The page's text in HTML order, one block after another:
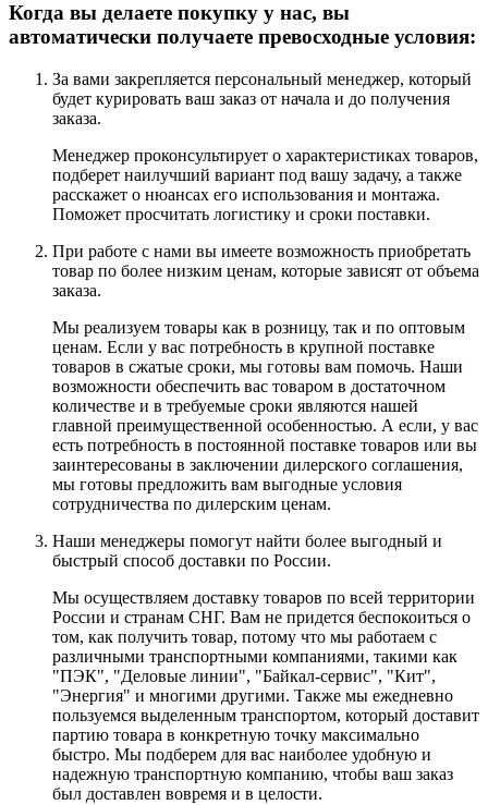
Когда вы делаете покупку у нас, вы
автоматически получаете превосходные условия:
За вами закрепляется персональный менеджер, который
будет курировать ваш заказ от начала и до получения
заказа.
Менеджер проконсультирует о характеристиках товаров,
подберет наилучший вариант под вашу задачу, а также
расскажет о нюансах его использования и монтажа.
Поможет просчитать логистику и сроки поставки.
При работе с нами вы имеете возможность приобретать
товар по более низким ценам, которые зависят от объема
заказа.
Мы реализуем товары как в розницу, так и по оптовым
ценам. Если у вас потребность в крупной поставке
товаров в сжатые сроки, мы готовы вам помочь. Наши
возможности обеспечить вас товаром в достаточном
количестве и в требуемые сроки являются нашей
главной преимущественной особенностью. А если, у вас
есть потребность в постоянной поставке товаров или вы
заинтересованы в заключении дилерского соглашения,
мы готовы предложить вам выгодные условия
сотрудничества по дилерским ценам.
Наши менеджеры помогут найти более выгодный и
быстрый способ доставки по России.
Мы осуществляем доставку товаров по всей территории
России и странам СНГ. Вам не придется беспокоиться о
том, как получить товар, потому что мы работаем с
различными транспортными компаниями, такими как
"ПЭК", "Деловые линии", "Байкал-сервис", "Кит",
"Энергия" и многими другими. Также мы ежедневно
пользуемся выделенным транспортом, который доставит
партию товара в конкретную точку максимально
быстро. Мы подберем для вас наиболее удобную и
надежную транспортную компанию, чтобы ваш заказ
был доставлен вовремя и в целости.